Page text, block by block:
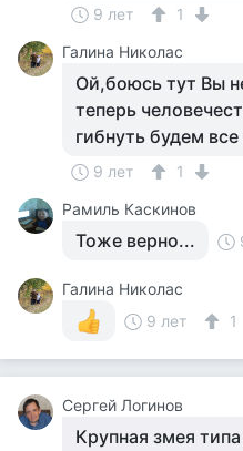
9 лет
1
Галина Николас
Ой,боюсь тут Вы
теперь
гибнуть будем
9 лет
1
Рамиль Каскинов
Тоже верно...
Галина Николас
9 лет
1
Сергей Логинов
Крупная змея